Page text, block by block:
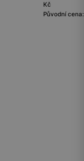
Kč
Původní